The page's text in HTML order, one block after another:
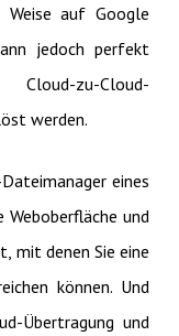
auf Google
jedoch perfekt
zu-Cloud-
werden.
eines
und
mit denen Sie eine
können. Und
Übertragung und